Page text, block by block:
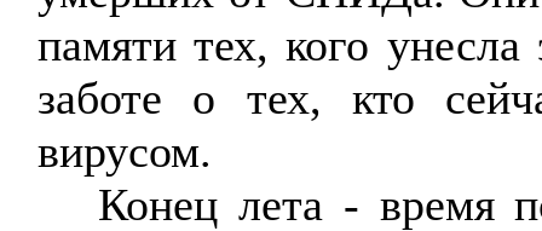
памяти тех, кого
заботе о тех, кто
вирусом.
Конец лета - время